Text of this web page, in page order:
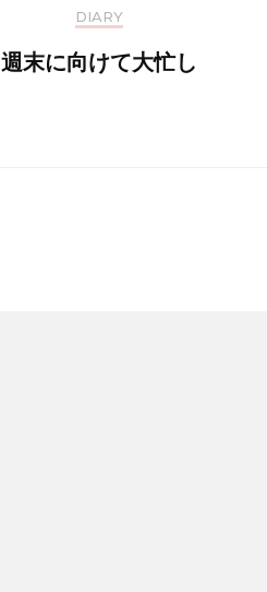
DIARY
週末に向けて大忙し